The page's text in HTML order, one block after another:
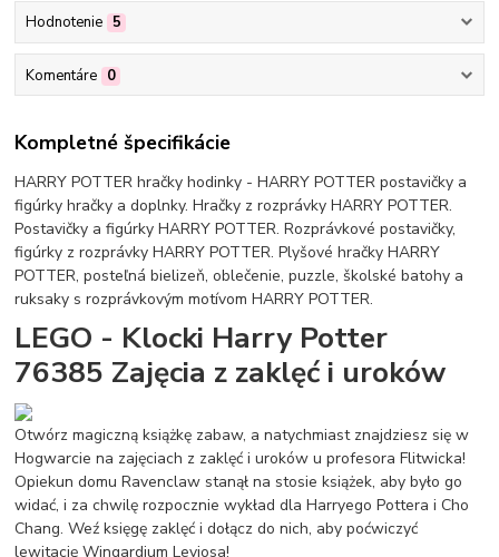
Hodnotenie 5
Komentáre 0
Kompletné špecifikácie
HARRY POTTER hračky hodinky - HARRY POTTER postavičky a
figúrky hračky a doplnky. Hračky z rozprávky HARRY POTTER.
Postavičky a figúrky HARRY POTTER. Rozprávkové postavičky,
figúrky z rozprávky HARRY POTTER. Plyšové hračky HARRY
POTTER, posteľná bielizeň, oblečenie, puzzle, školské batohy a
ruksaky s rozprávkovým motívom HARRY POTTER.
LEGO - Klocki Harry Potter
76385 Zajęcia z zaklęć i uroków
Otwórz magiczną książkę zabaw, a natychmiast znajdziesz się w
Hogwarcie na zajęciach z zaklęć i uroków u profesora Flitwicka!
Opiekun domu Ravenclaw stanął na stosie książek, aby było go
widać, i za chwilę rozpocznie wykład dla Harryego Pottera i Cho
Chang. Weź księgę zaklęć i dołącz do nich, aby poćwiczyć
lewitację Wingardium Leviosa!